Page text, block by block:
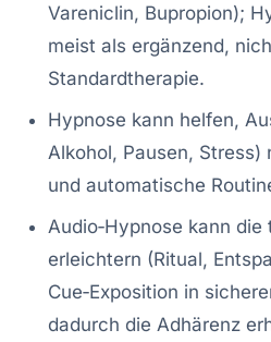
Vareniclin, Bupropion);
meist als ergänzend,
Standardtherapie.
Hypnose kann helfen,
Alkohol, Pausen, Stress)
und automatische
Audio‑Hypnose kann
erleichtern (Ritual,
Cue‑Exposition in
dadurch die Adhärenz